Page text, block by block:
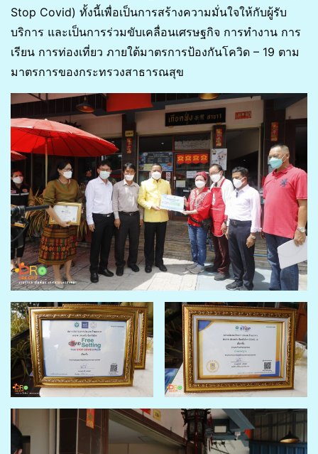
Stop Covid) ทั้งนี้เพื่อเป็นการสร้างความมั่นใจให้กับผู้รับ
บริการ และเป็นการร่วมขับเคลื่อนเศรษฐกิจ การทำงาน การ
เรียน การท่องเที่ยว ภายใต้มาตรการป้องกันโควิด – 19 ตาม
มาตรการของกระทรวงสาธารณสุข